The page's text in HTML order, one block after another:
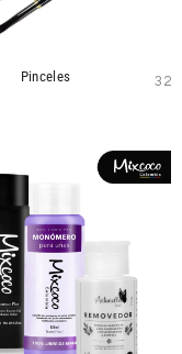
Pinceles 32